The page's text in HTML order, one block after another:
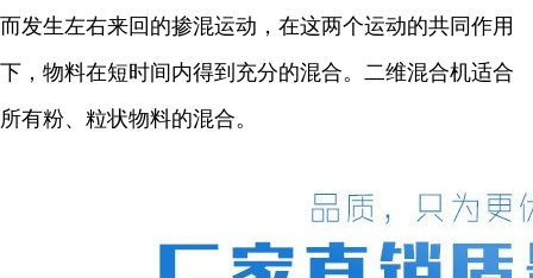
而发生左右来回的掺混运动，在这两个运动的共同作用
下，物料在短时间内得到充分的混合。二维混合机适合
所有粉、粒状物料的混合。